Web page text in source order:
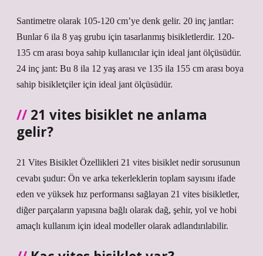
Santimetre olarak 105-120 cm’ye denk gelir. 20 inç jantlar:
Bunlar 6 ila 8 yaş grubu için tasarlanmış bisikletlerdir. 120-
135 cm arası boya sahip kullanıcılar için ideal jant ölçüsüdür.
24 inç jant: Bu 8 ila 12 yaş arası ve 135 ila 155 cm arası boya
sahip bisikletçiler için ideal jant ölçüsüdür.
21 vites bisiklet ne anlama
gelir?
21 Vites Bisiklet Özellikleri 21 vites bisiklet nedir sorusunun
cevabı şudur: Ön ve arka tekerleklerin toplam sayısını ifade
eden ve yüksek hız performansı sağlayan 21 vites bisikletler,
diğer parçaların yapısına bağlı olarak dağ, şehir, yol ve hobi
amaçlı kullanım için ideal modeller olarak adlandırılabilir.